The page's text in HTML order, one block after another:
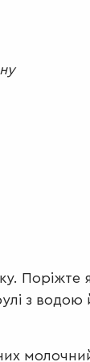
Поріжте
з водою